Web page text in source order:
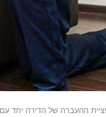
ההעברה של הדירה יחד